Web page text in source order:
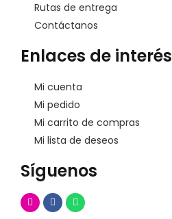
Rutas de entrega
Contáctanos
Enlaces de interés
Mi cuenta
Mi pedido
Mi carrito de compras
Mi lista de deseos
Síguenos